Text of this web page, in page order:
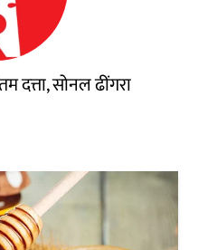
दत्ता, सोनल ढींगरा